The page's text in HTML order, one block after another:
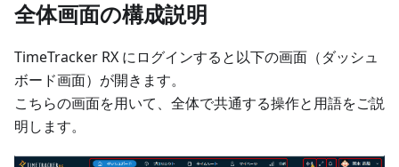
全体画面の構成説明
TimeTracker RX にログインすると以下の画面（ダッシュ
ボード画面）が開きます。
こちらの画面を用いて、全体で共通する操作と用語をご説
明します。